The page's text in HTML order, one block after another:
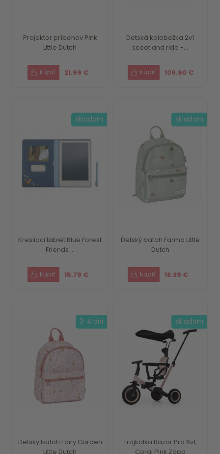
Projektor príbehov Pink
Little Dutch
21.99 €
Detská kolobežka 2v1
scoot and ride -...
109.90 €
Kresliaci tablet Blue Forest
Friends ...
15.79 €
skladom
Detský batoh Farma Little
Dutch
18.39 €
skladom
Detský batoh Fairy Garden
Little Dutch
3-4 dni
Trojkolka Razor Pro 6v1,
Coral Pink Zopa
skladom